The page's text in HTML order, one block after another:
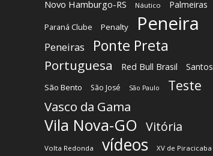
Novo Hamburgo-RS Náutico Palmeiras
Paraná Clube Penalty Peneira
Peneiras Ponte Preta
Portuguesa Red Bull Brasil Santos
São Bento São José São Paulo Teste
Vasco da Gama
Vila Nova-GO Vitória
Volta Redonda vídeos XV de Piracicaba